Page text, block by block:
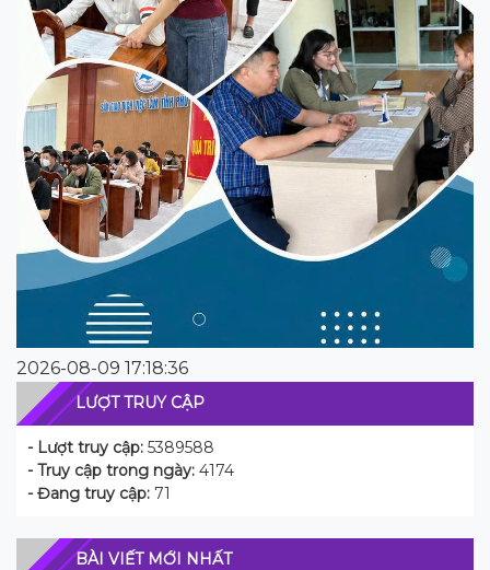
2026-08-09 17:18:36
LƯỢT TRUY CẬP
- Lượt truy cập: 5389588
- Truy cập trong ngày: 4174
- Đang truy cập: 71
BÀI VIẾT MỚI NHẤT